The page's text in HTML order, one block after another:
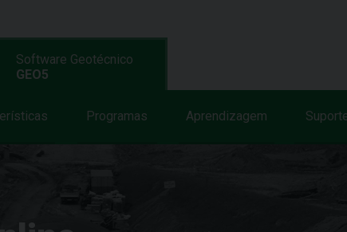
Software Geotécnico
GEO5
Programas Aprendizagem